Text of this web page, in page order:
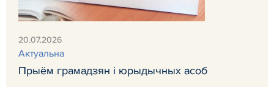
20.07.2026
Актуальна
Прыём грамадзян і юрыдычных асоб